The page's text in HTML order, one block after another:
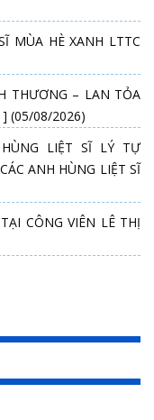
MÙA HÈ XANH LTTC
THƯƠNG – LAN TỎA
] (05/08/2026)
LIỆT SĨ LÝ TỰ
ANH HÙNG LIỆT SĨ
CÔNG VIÊN LÊ THỊ